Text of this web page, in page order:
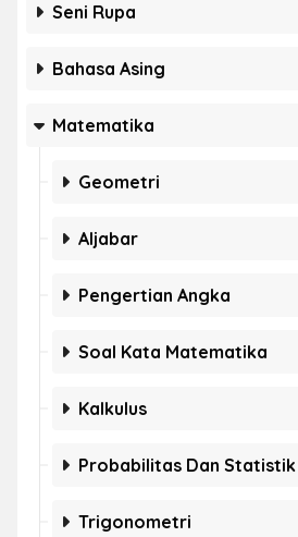
Seni Rupa
Bahasa Asing
Matematika
Geometri
Aljabar
Pengertian Angka
Soal Kata Matematika
Kalkulus
Probabilitas Dan Statistik
Trigonometri